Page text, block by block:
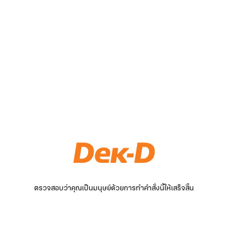
ตรวจสอบว่าคุณเป็นมนุษย์ด้วยการทำคำสั่งนี้ให้เสร็จสิ้น